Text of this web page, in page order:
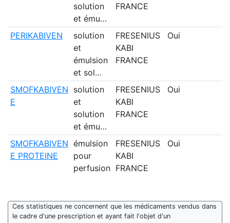
solution
et ému…
FRANCE
PERIKABIVEN
solution
et
émulsion
et sol…
FRESENIUS
KABI
FRANCE
Oui
SMOFKABIVEN
E
solution
et
solution
et ému…
FRESENIUS
KABI
FRANCE
Oui
SMOFKABIVEN
E PROTEINE
émulsion
pour
perfusion
FRESENIUS
KABI
FRANCE
Oui
Ces statistiques ne concernent que les médicaments vendus dans
le cadre d'une prescription et ayant fait l'objet d'un